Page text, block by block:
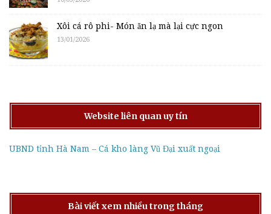
Xôi cá rô phi- Món ăn lạ mà lại cực ngon
13/01/2026
Website liên quan uy tín
UBND tỉnh Hà Nam – Cá kho làng Vũ Đại xuất ngoại
Bài viết xem nhiều trong tháng